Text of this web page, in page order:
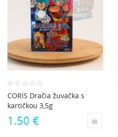
CORIS Dračia žuvačka s
kartičkou 3,5g
1.50 €